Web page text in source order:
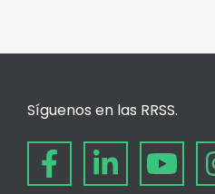
Síguenos en las RRSS.